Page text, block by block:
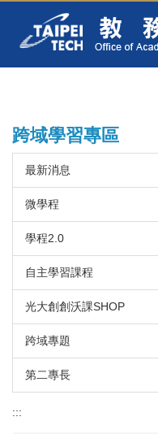
跨域學習專區
最新消息
微學程
學程2.0
自主學習課程
光大創創沃課SHOP
跨域專題
第二專長
:::